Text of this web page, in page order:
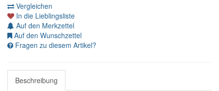
Vergleichen
In die Lieblingsliste
Auf den Merkzettel
Auf den Wunschzettel
Fragen zu diesem Artikel?
Beschreibung